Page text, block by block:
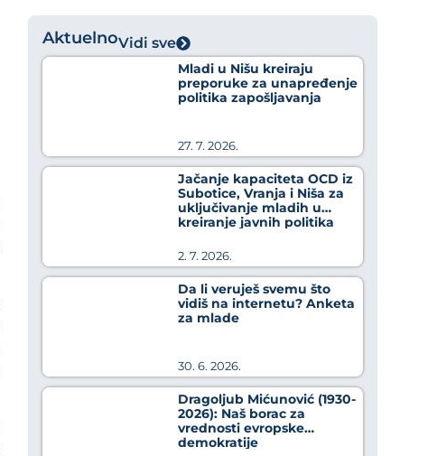
AktuelnoVidi sve
Mladi u Nišu kreiraju
preporuke za unapređenje
politika zapošljavanja
27. 7. 2026.
Jačanje kapaciteta OCD iz
Subotice, Vranja i Niša za
uključivanje mladih u
kreiranje javnih politika
2. 7. 2026.
Da li veruješ svemu što
vidiš na internetu? Anketa
za mlade
30. 6. 2026.
Dragoljub Mićunović (1930-
2026): Naš borac za
vrednosti evropske
demokratije